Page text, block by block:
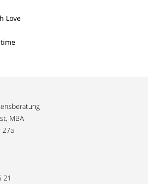
Love
MBA
27a
21